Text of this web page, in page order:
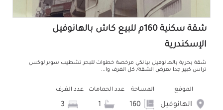
شقة سكنية 160م للبيع كاش بالهانوفيل
الإسكندرية
شقة بحرية بالهانوفيل بيانكي مرخصة خطوات للبحر تشطيب سوبر لوكس
تراس كبير جدا بعرض الشقة/ كل الغرف وا...
الموقع
الهانوفيل
المساحة عدد الحمامات عدد الغرف